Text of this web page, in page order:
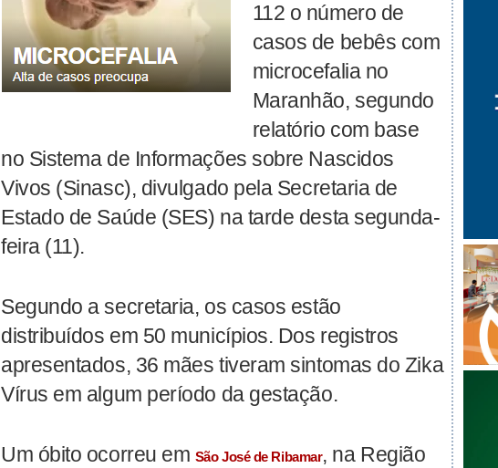
112 o número de
casos de bebês com
microcefalia no
Maranhão, segundo
relatório com base
no Sistema de Informações sobre Nascidos
Vivos (Sinasc), divulgado pela Secretaria de
Estado de Saúde (SES) na tarde desta segunda-
feira (11).
Segundo a secretaria, os casos estão
distribuídos em 50 municípios. Dos registros
apresentados, 36 mães tiveram sintomas do Zika
Vírus em algum período da gestação.
Um óbito ocorreu em São José de Ribamar, na Região